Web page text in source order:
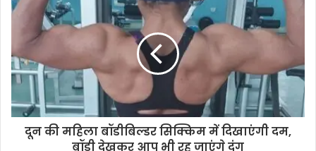
r
a
i
l
a
दून की महिला बॉडीबिल्डर सिक्किम में दिखाएंगी दम,
बॉडी देखकर आप भी रह जाएंगे दंग